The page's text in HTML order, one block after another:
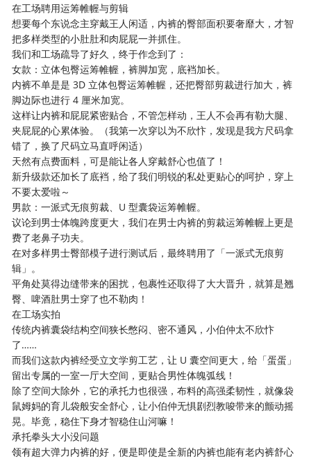
在工场聘用运筹帷幄与剪辑
想要每个东说念主穿戴王人闲适，内裤的臀部面积要奢靡大，才智
把多样类型的小肚肚和肉屁屁一并抓住。
我们和工场疏导了好久，终于作念到了：
女款：立体包臀运筹帷幄，裤脚加宽，底裆加长。
内裤不单是是 3D 立体包臀运筹帷幄，还把臀部剪裁进行加大，裤
脚边际也进行 4 厘米加宽。
这样让内裤和屁屁紧密贴合，不管怎样动，王人不会再有勒大腿、
夹屁屁的心累体验。（我第一次穿以为不欣忭，发现是我方尺码拿
错了，换了尺码立马直呼闲适）
天然有点费面料，可是能让各人穿戴舒心也值了！
新升级款还加长了底裆，给了我们明锐的私处更贴心的呵护，穿上
不要太爱啦～
男款：一派式无痕剪裁、U 型囊袋运筹帷幄。
议论到男士体魄跨度更大，我们在男士内裤的剪裁运筹帷幄上更是
费了老鼻子功夫。
在对多样男士臀部模子进行测试后，最终聘用了「一派式无痕剪
辑」。
平角处莫得边缝带来的困扰，包裹性还取得了大大晋升，就算是翘
臀、啤酒肚男士穿了也不勒肉！
在工场实拍
传统内裤囊袋结构空间狭长憋闷、密不通风，小伯仲太不欣忭
了……
而我们这款内裤经受立文学剪工艺，让 U 囊空间更大，给「蛋蛋」
留出专属的一室一厅大空间，更贴合男性体魄弧线！
除了空间大除外，它的承托力也很强，布料的高强柔韧性，就像袋
鼠姆妈的育儿袋般安全舒心，让小伯仲无惧剧烈教唆带来的颤动摇
晃。毕竟，稳住下身才智稳住山河嘛！
承托拳头大小没问题
领有超大弹力内裤的好，便是即使是全新的内裤也能有老内裤舒心